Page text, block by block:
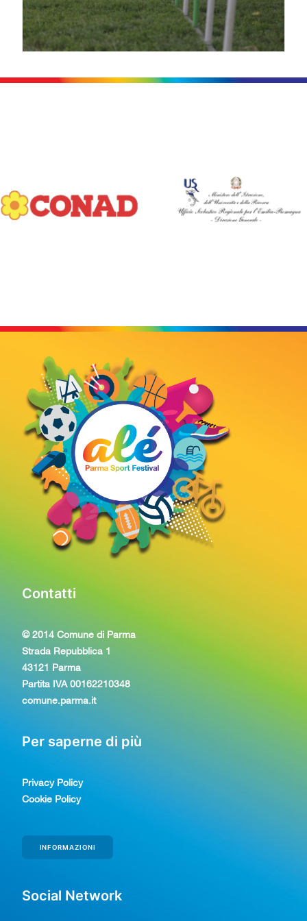
Contatti
© 2014 Comune di Parma
Strada Repubblica 1
43121 Parma
Partita IVA 00162210348
comune.parma.it
Per saperne di più
Privacy Policy
Cookie Policy
INFORMAZIONI
Social Network